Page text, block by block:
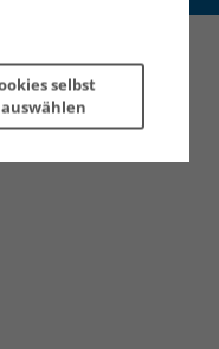
selbst
auswählen